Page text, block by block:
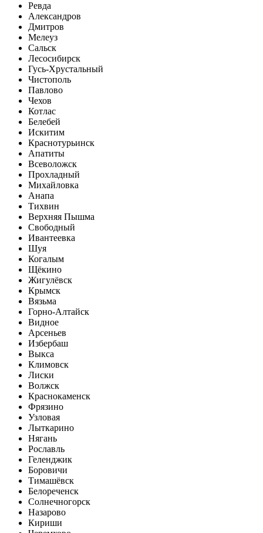
Ревда
Александров
Дмитров
Мелеуз
Сальск
Лесосибирск
Гусь-Хрустальный
Чистополь
Павлово
Чехов
Котлас
Белебей
Искитим
Краснотурьинск
Апатиты
Всеволожск
Прохладный
Михайловка
Анапа
Тихвин
Верхняя Пышма
Свободный
Ивантеевка
Шуя
Когалым
Щёкино
Жигулёвск
Крымск
Вязьма
Горно-Алтайск
Видное
Арсеньев
Избербаш
Выкса
Климовск
Лиски
Волжск
Краснокаменск
Фрязино
Узловая
Лыткарино
Нягань
Рославль
Геленджик
Боровичи
Тимашёвск
Белореченск
Солнечногорск
Назарово
Кириши